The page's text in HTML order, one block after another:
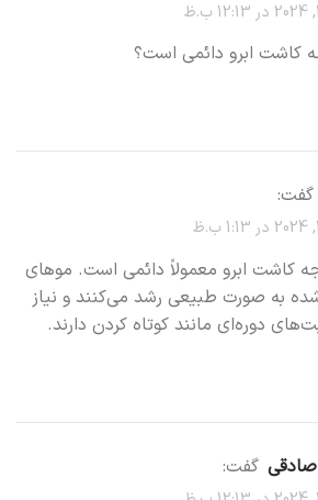
کاشت ابرو دائمی است؟
گفت:
کاشت ابرو معمولاً دائمی است. موهای
به صورت طبیعی رشد می‌کنند و نیاز
دوره‌ای مانند کوتاه کردن دارند.
گفت: